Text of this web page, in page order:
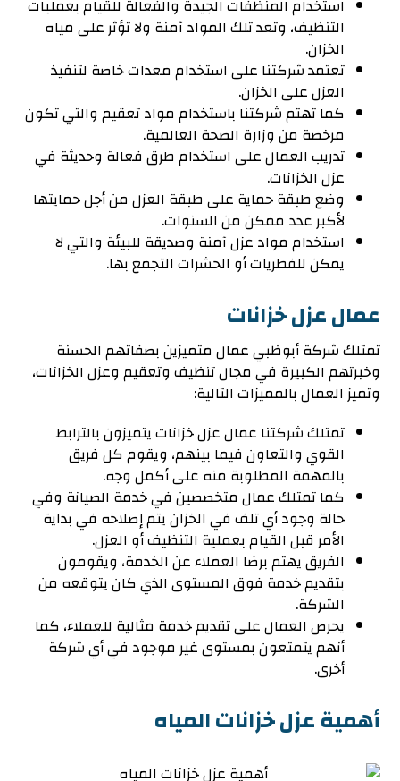
استخدام المنظفات الجيدة والفعالة للقيام بعمليات
التنظيف، وتعد تلك المواد آمنة ولا تؤثر على مياه
الخزان.
تعتمد شركتنا على استخدام معدات خاصة لتنفيذ
العزل على الخزان.
كما تهتم شركتنا باستخدام مواد تعقيم والتي تكون
مرخصة من وزارة الصحة العالمية.
تدريب العمال على استخدام طرق فعالة وحديثة في
عزل الخزانات.
وضع طبقة حماية على طبقة العزل من أجل حمايتها
لأكبر عدد ممكن من السنوات.
استخدام مواد عزل آمنة وصديقة للبيئة والتي لا
يمكن للفطريات أو الحشرات التجمع بها.
عمال عزل خزانات
تمتلك شركة أبوظبي عمال متميزين بصفاتهم الحسنة
وخبرتهم الكبيرة في مجال تنظيف وتعقيم وعزل الخزانات،
وتميز العمال بالمميزات التالية:
تمتلك شركتنا عمال عزل خزانات يتميزون بالترابط
القوي والتعاون فيما بينهم، ويقوم كل فريق
بالمهمة المطلوبة منه على أكمل وجه.
كما تمتلك عمال متخصصين في خدمة الصيانة وفي
حالة وجود أي تلف في الخزان يتم إصلاحه في بداية
الأمر قبل القيام بعملية التنظيف أو العزل.
الفريق يهتم برضا العملاء عن الخدمة، ويقومون
بتقديم خدمة فوق المستوى الذي كان يتوقعه من
الشركة.
يحرص العمال على تقديم خدمة مثالية للعملاء، كما
أنهم يتمتعون بمستوى غير موجود في أي شركة
أخرى.
أهمية عزل خزانات المياه